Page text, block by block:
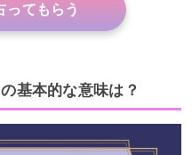
ってもらう
基本的な意味は？